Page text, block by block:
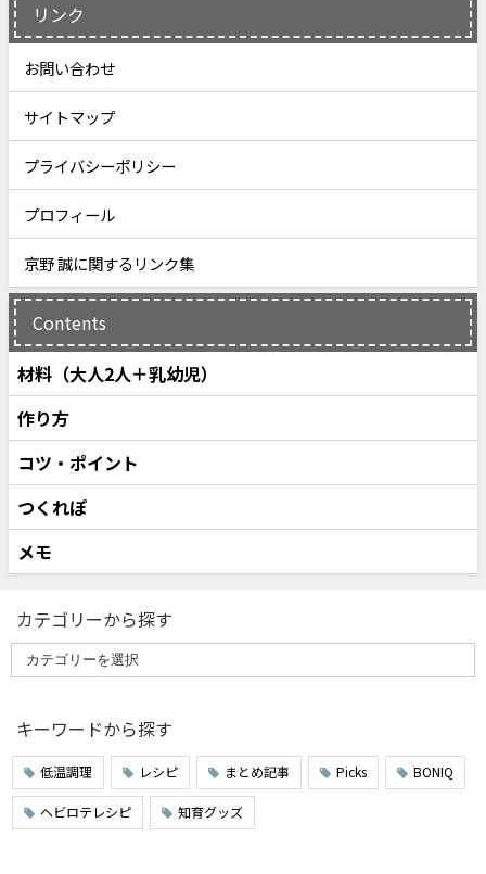
リンク
お問い合わせ
サイトマップ
プライバシーポリシー
プロフィール
京野 誠に関するリンク集
Contents
材料（大人2人＋乳幼児）
作り方
コツ・ポイント
つくれぽ
メモ
カテゴリーから探す
キーワードから探す
低温調理 レシピ まとめ記事 Picks BONIQ
ヘビロテレシピ 知育グッズ